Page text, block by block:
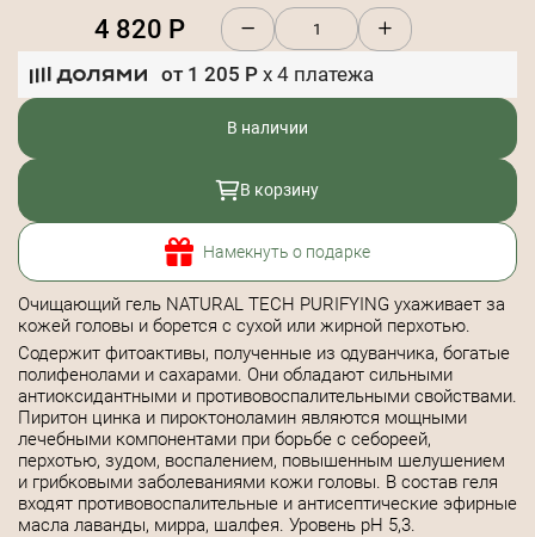
4 820 Р
от 1 205 Р x 4 платежа
В наличии
В корзину
Намекнуть о подарке
Очищающий гель NATURAL TECH PURIFYING ухаживает за
кожей головы и борется с сухой или жирной перхотью.
Содержит фитоактивы, полученные из одуванчика, богатые
полифенолами и сахарами. Они обладают сильными
антиоксидантными и противовоспалительными свойствами.
Пиритон цинка и пироктоноламин являются мощными
лечебными компонентами при борьбе с себореей,
перхотью, зудом, воспалением, повышенным шелушением
и грибковыми заболеваниями кожи головы. В состав геля
входят противовоспалительные и антисептические эфирные
масла лаванды, мирра, шалфея. Уровень рН 5,3.